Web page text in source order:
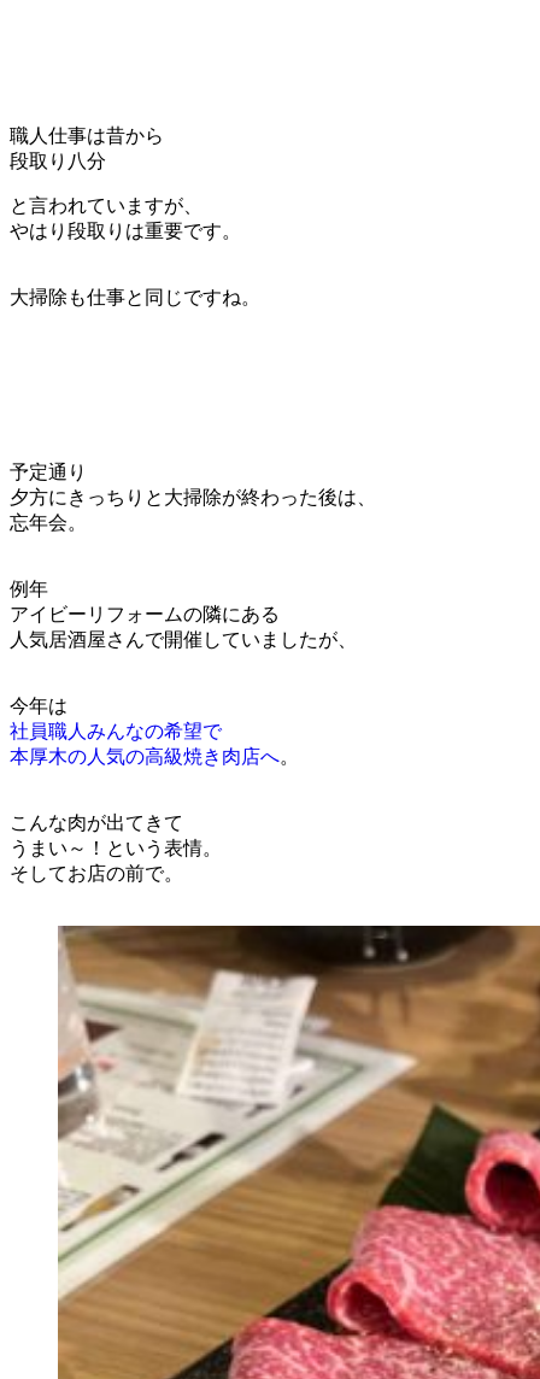
職人仕事は昔から
段取り八分
と言われていますが、
やはり段取りは重要です。
大掃除も仕事と同じですね。
予定通り
夕方にきっちりと大掃除が終わった後は、
忘年会。
例年
アイビーリフォームの隣にある
人気居酒屋さんで開催していましたが、
今年は
社員職人みんなの希望で
本厚木の人気の高級焼き肉店へ。
こんな肉が出てきて
うまい～！という表情。
そしてお店の前で。